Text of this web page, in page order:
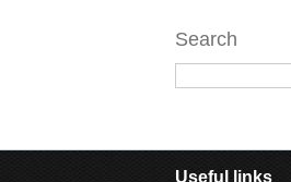
Search
Useful links